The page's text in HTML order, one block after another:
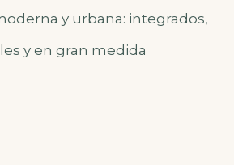
y urbana: integrados,
y en gran medida